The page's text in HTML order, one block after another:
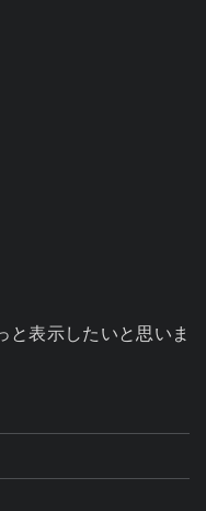
表示したいと思いま